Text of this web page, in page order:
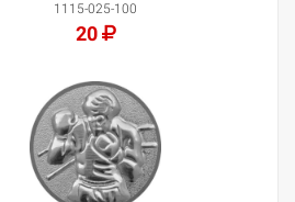
1115-025-100
20
Добавить в корзину